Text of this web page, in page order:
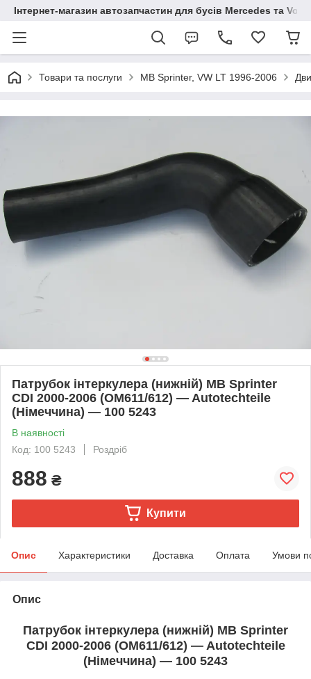
Інтернет-магазин автозапчастин для бусів Mercedes та
Товари та послуги MB Sprinter, VW LT 1996-2006
Патрубок інтеркулера (нижній) MB Sprinter
CDI 2000-2006 (OM611/612) — Autotechteile
(Німеччина) — 100 5243
В наявності
Код: 100 5243
Роздріб
888 ₴
Купити
Опис Характеристики Доставка Оплата Умови
Опис
Патрубок інтеркулера (нижній) MB Sprinter
CDI 2000-2006 (OM611/612) — Autotechteile
(Німеччина) — 100 5243